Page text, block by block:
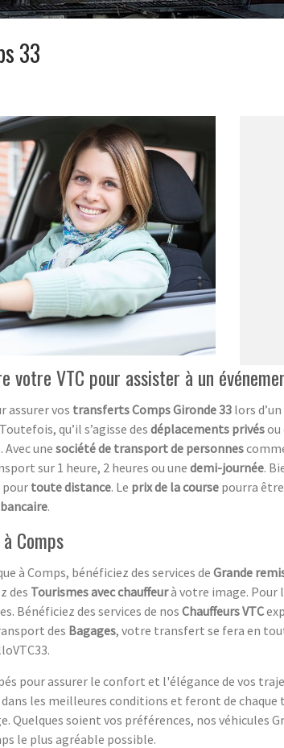
33
votre VTC pour assister à un
assurer vos transferts Comps Gironde 33 lors
qu’il s’agisse des déplacements privésou
unesociété de transport de personnes
sur 1 heure, 2 heures ou unedemi-journée.
toute distance. Le prix de la course pourra
.
Comps
à Comps, bénéficiez des services de Grande
des Tourismes avec chauffeurà votre image. Pour
Bénéficiez des services de nosChauffeurs VTC
des Bagages, votre transfert se fera en
pour assurer le confort et l'élégance de vos
les meilleures conditions et feront de
Quelques soient vos préférences, nos
le plus agréable possible.